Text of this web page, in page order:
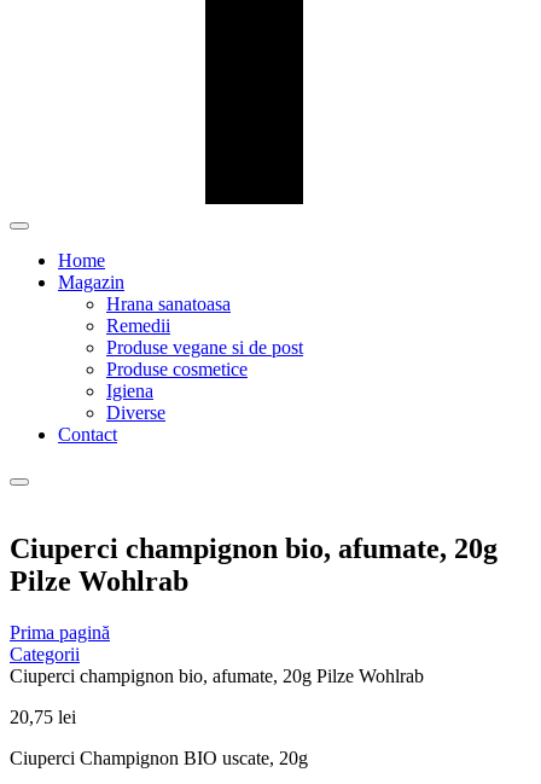
Home
Magazin
Hrana sanatoasa
Remedii
Produse vegane si de post
Produse cosmetice
Igiena
Diverse
Contact
Ciuperci champignon bio, afumate, 20g
Pilze Wohlrab
Prima pagină
Categorii
Ciuperci champignon bio, afumate, 20g Pilze Wohlrab
20,75 lei
Ciuperci Champignon BIO uscate, 20g